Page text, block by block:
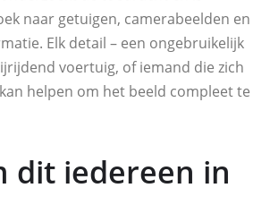
naar getuigen, camerabeelden en
Elk detail – een ongebruikelijk
voertuig, of iemand die zich
helpen om het beeld compleet te
dit iedereen in